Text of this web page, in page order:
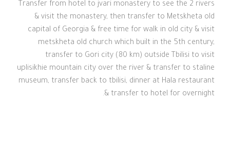
Transfer from hotel to jvari monastery to see the 2 rivers
& visit the monastery, then transfer to Metskheta old
capital of Georgia & free time for walk in old city & visit
metskheta old church which built in the 5th century,
transfer to Gori city (80 km) outside Tbilisi to visit
uplisikhie mountain city over the river & transfer to staline
museum, transfer back to tbilisi, dinner at Hala restaurant
& transfer to hotel for overnight.